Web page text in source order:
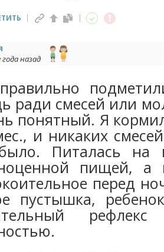
назад
ради смесей или
понятный. Я
и никаких
Питалась на
пищей, а
перед
пустышка,
рефлекс